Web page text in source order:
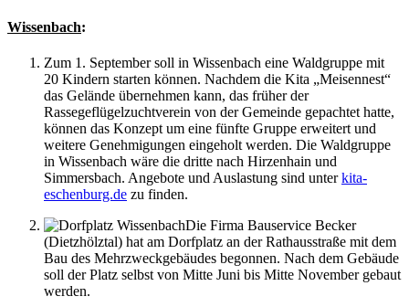
Wissenbach:
Zum 1. September soll in Wissenbach eine Waldgruppe mit
20 Kindern starten können. Nachdem die Kita „Meisennest“
das Gelände übernehmen kann, das früher der
Rassegeflügelzuchtverein von der Gemeinde gepachtet hatte,
können das Konzept um eine fünfte Gruppe erweitert und
weitere Genehmigungen eingeholt werden. Die Waldgruppe
in Wissenbach wäre die dritte nach Hirzenhain und
Simmersbach. Angebote und Auslastung sind unterkita-
eschenburg.de zu finden.
Die Firma Bauservice Becker
(Dietzhölztal) hat am Dorfplatz an der Rathausstraße mit dem
Bau des Mehrzweckgebäudes begonnen. Nach dem Gebäude
soll der Platz selbst von Mitte Juni bis Mitte November gebaut
werden.